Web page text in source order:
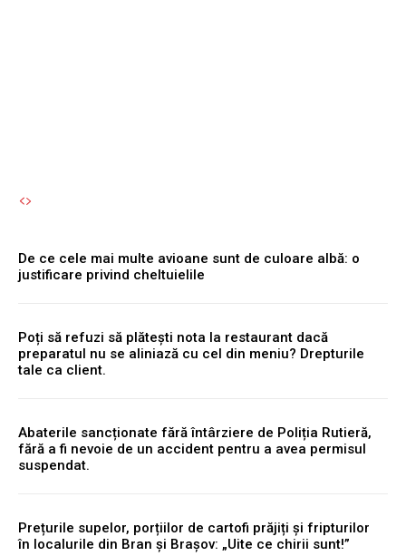
De ce cele mai multe avioane sunt de culoare albă: o
justificare privind cheltuielile
Poți să refuzi să plătești nota la restaurant dacă
preparatul nu se aliniază cu cel din meniu? Drepturile
tale ca client.
Abaterile sancționate fără întârziere de Poliția Rutieră,
fără a fi nevoie de un accident pentru a avea permisul
suspendat.
Prețurile supelor, porțiilor de cartofi prăjiți și fripturilor
în localurile din Bran și Brașov: „Uite ce chirii sunt!”